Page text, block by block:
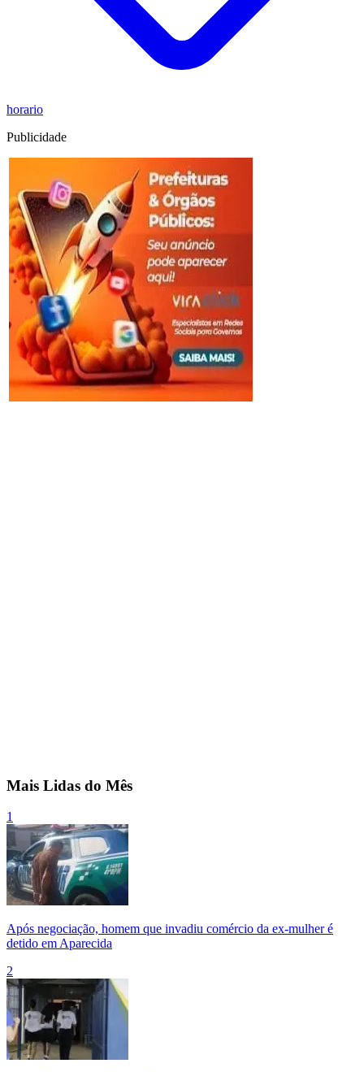
horario
Publicidade
Mais Lidas do Mês
1
Após negociação, homem que invadiu comércio da ex-mulher é
detido em Aparecida
2